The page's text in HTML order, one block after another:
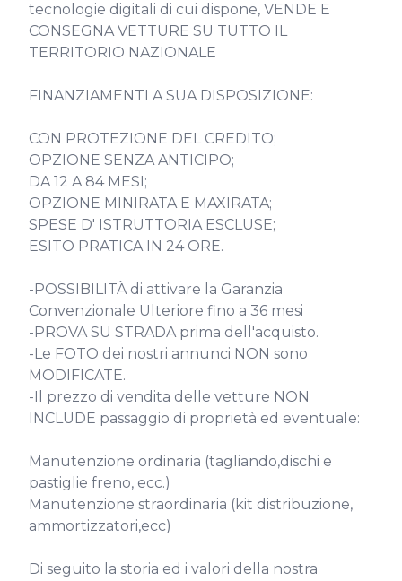
tecnologie digitali di cui dispone, VENDE E
CONSEGNA VETTURE SU TUTTO IL
TERRITORIO NAZIONALE
FINANZIAMENTI A SUA DISPOSIZIONE:
CON PROTEZIONE DEL CREDITO;
OPZIONE SENZA ANTICIPO;
DA 12 A 84 MESI;
OPZIONE MINIRATA E MAXIRATA;
SPESE D' ISTRUTTORIA ESCLUSE;
ESITO PRATICA IN 24 ORE.
-POSSIBILITÀ di attivare la Garanzia
Convenzionale Ulteriore fino a 36 mesi
-PROVA SU STRADA prima dell'acquisto.
-Le FOTO dei nostri annunci NON sono
MODIFICATE.
-Il prezzo di vendita delle vetture NON
INCLUDE passaggio di proprietà ed eventuale:
Manutenzione ordinaria (tagliando,dischi e
pastiglie freno, ecc.)
Manutenzione straordinaria (kit distribuzione,
ammortizzatori,ecc)
Di seguito la storia ed i valori della nostra